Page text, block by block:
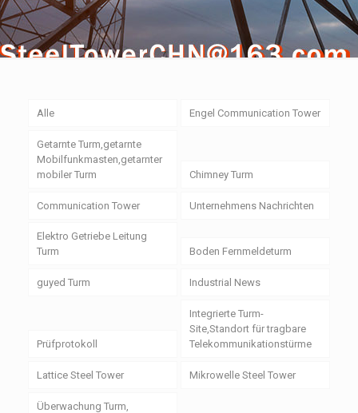
Alle Engel Communication Tower
Getarnte Turm,getarnte
Mobilfunkmasten,getarnter
mobiler Turm
Chimney Turm
Communication Tower Unternehmens Nachrichten
Elektro Getriebe Leitung
Turm
Boden Fernmeldeturm
guyed Turm Industrial News
Prüfprotokoll
Integrierte Turm-
Site,Standort für tragbare
Telekommunikationstürme
Lattice Steel Tower Mikrowelle Steel Tower
Überwachung Turm,